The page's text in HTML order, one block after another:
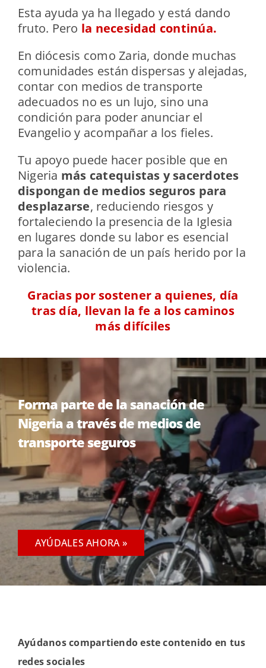
Esta ayuda ya ha llegado y está dando
fruto. Pero la necesidad continúa.
En diócesis como Zaria, donde muchas
comunidades están dispersas y alejadas,
contar con medios de transporte
adecuados no es un lujo, sino una
condición para poder anunciar el
Evangelio y acompañar a los fieles.
Tu apoyo puede hacer posible que en
Nigeria más catequistas y sacerdotes
dispongan de medios seguros para
desplazarse, reduciendo riesgos y
fortaleciendo la presencia de la Iglesia
en lugares donde su labor es esencial
para la sanación de un país herido por la
violencia.
Gracias por sostener a quienes, día
tras día, llevan la fe a los caminos
más difíciles
Forma parte de la sanación de
Nigeria a través de medios de
transporte seguros
AYÚDALES AHORA »
Ayúdanos compartiendo este contenido en tus
redes sociales